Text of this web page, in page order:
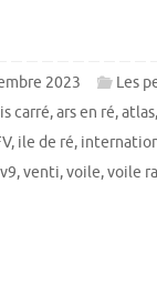
2023 Les
carré,ars en ré,atlas,
, ile de ré,
v9,venti,voile,voile